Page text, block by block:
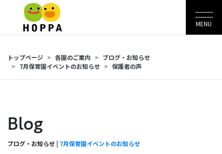
MENU
トップページ 各園のご案内
ブログ・お知らせ
7月保育園イベントのお知らせ
保護者の声
Blog
ブログ・お知らせ | 7月保育園イベントのお知らせ